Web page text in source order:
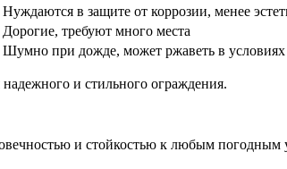
Нуждаются в защите от коррозии, менее
Дорогие, требуют много места
Шумно при дожде, может ржаветь в
и стильного ограждения.
и стойкостью к любым погодным